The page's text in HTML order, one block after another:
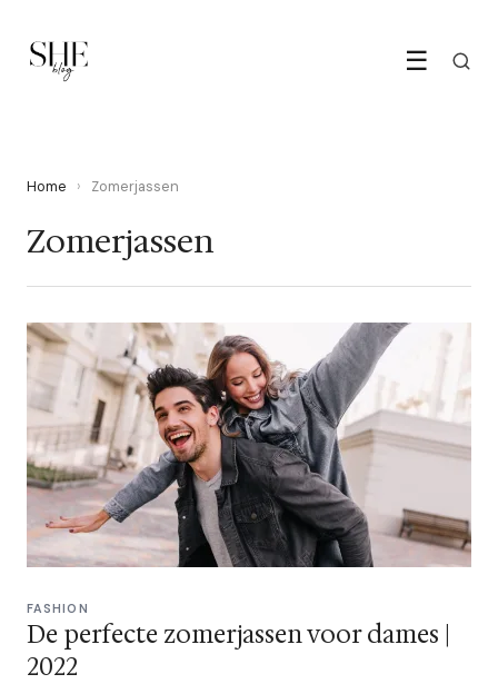
☰
Home › Zomerjassen
Zomerjassen
FASHION
De perfecte zomerjassen voor dames |
2022